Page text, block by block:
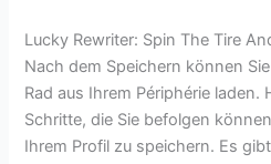
Lucky Rewriter: Spin The Tire
Nach dem Speichern können
Rad aus Ihrem Périphérie laden.
Schritte, die Sie befolgen
Ihrem Profil zu speichern. Es